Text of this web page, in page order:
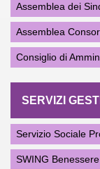
Assemblea dei
Assemblea
Consiglio di
SERVIZI
Servizio Sociale
SWING